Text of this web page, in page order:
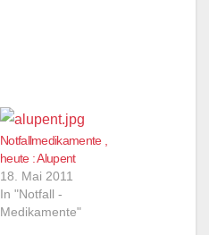
Notfallmedikamente ,
heute : Alupent
18. Mai 2011
In "Notfall -
Medikamente"